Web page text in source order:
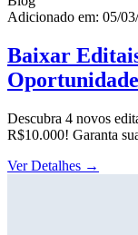
Adicionado em: 05/
Baixar
Descubra 4 novos
R$10.000! Garanta
Ver Detalhes →